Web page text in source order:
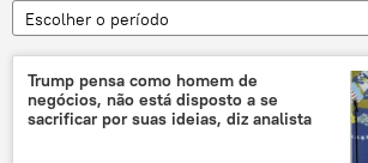
Escolher o período
Trump pensa como homem de
negócios, não está disposto a se
sacrificar por suas ideias, diz analista